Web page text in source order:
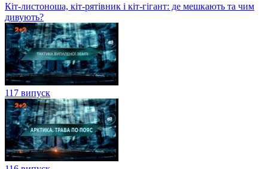
Кіт-листоноша, кіт-рятівник і кіт-гігант: де мешкають та чим
дивують?
117 випуск